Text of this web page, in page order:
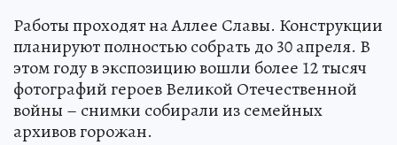
Работы проходят на Аллее Славы. Конструкции
планируют полностью собрать до 30 апреля. В
этом году в экспозицию вошли более 12 тысяч
фотографий героев Великой Отечественной
войны – снимки собирали из семейных
архивов горожан.